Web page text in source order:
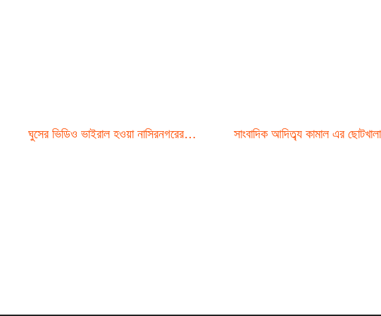
ঘুসের ভিডিও ভাইরাল হওয়া নাসিরনগরের… সাংবাদিক আদিত্ব্য কামাল এর